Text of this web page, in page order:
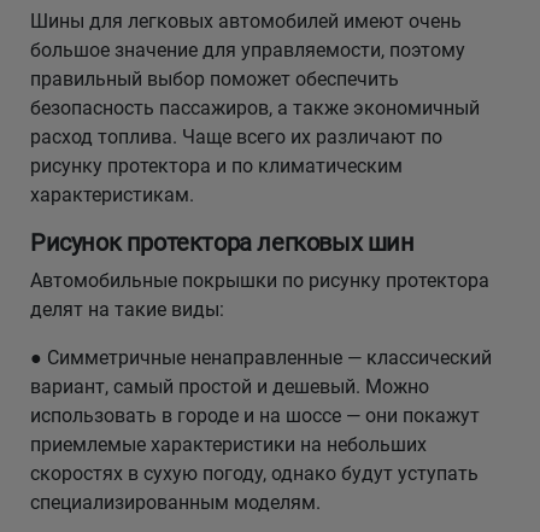
Шины для легковых автомобилей имеют очень
большое значение для управляемости, поэтому
правильный выбор поможет обеспечить
безопасность пассажиров, а также экономичный
расход топлива. Чаще всего их различают по
рисунку протектора и по климатическим
характеристикам.
Рисунок протектора легковых шин
Автомобильные покрышки по рисунку протектора
делят на такие виды:
● Симметричные ненаправленные — классический
вариант, самый простой и дешевый. Можно
использовать в городе и на шоссе — они покажут
приемлемые характеристики на небольших
скоростях в сухую погоду, однако будут уступать
специализированным моделям.